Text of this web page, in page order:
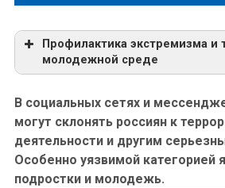
Профилактика экстремизма и
молодежной среде
В социальных сетях и
могут склонять россиян к
деятельности и другим
Особенно уязвимой категорией
подростки и молодежь.